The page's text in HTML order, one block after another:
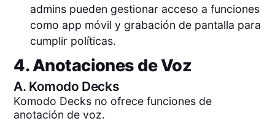
admins pueden gestionar acceso a funciones
como app móvil y grabación de pantalla para
cumplir políticas.
4. Anotaciones de Voz
A. Komodo Decks
Komodo Decks no ofrece funciones de
anotación de voz.